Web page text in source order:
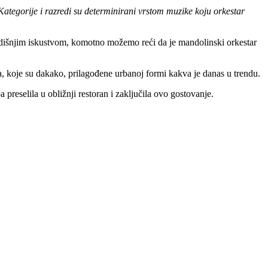
i razredi su determinirani vrstom muzike koju orkestar
iskustvom, komotno možemo reći da je mandolinski orkestar
koje su dakako, prilagođene urbanoj formi kakva je danas u trendu.
preselila u obližnji restoran i zaključila ovo gostovanje.